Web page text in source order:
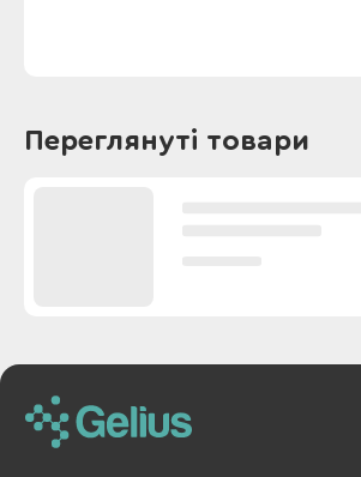
Переглянуті товари